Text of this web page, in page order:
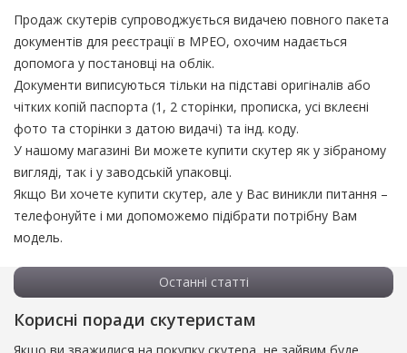
Продаж скутерів супроводжується видачею повного пакета
документів для реєстрації в МРЕО, охочим надається
допомога у постановці на облік.
Документи виписуються тільки на підставі оригіналів або
чітких копій паспорта (1, 2 сторінки, прописка, усі вклеєні
фото та сторінки з датою видачі) та інд. коду.
У нашому магазині Ви можете купити скутер як у зібраному
вигляді, так і у заводській упаковці.
Якщо Ви хочете купити скутер, але у Вас виникли питання –
телефонуйте і ми допоможемо підібрати потрібну Вам
модель.
Останні статті
Корисні поради скутеристам